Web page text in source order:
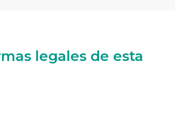
legales de esta